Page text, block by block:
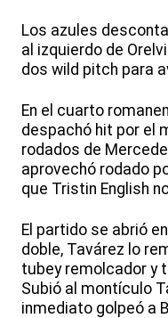
Los azules
al izquierdo de
dos wild pitch para
En el cuarto
despachó hit por el
rodados de
aprovechó rodado
que Tristin English
El partido se abrió
doble, Tavárez lo
tubey remolcador y
Subió al montículo
inmediato golpeó a